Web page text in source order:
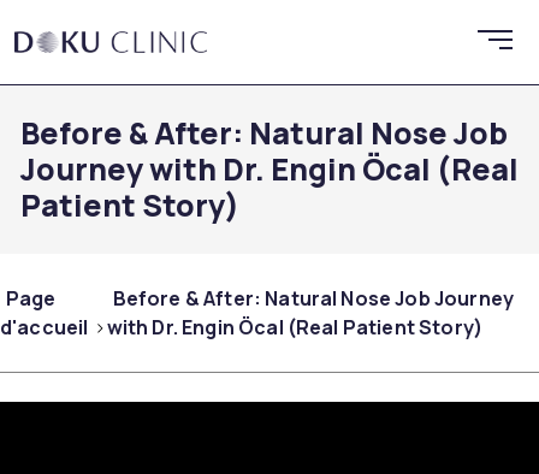
Before & After: Natural Nose Job
Journey with Dr. Engin Öcal (Real
Patient Story)
Page
d'accueil
Before & After: Natural Nose Job Journey
with Dr. Engin Öcal (Real Patient Story)